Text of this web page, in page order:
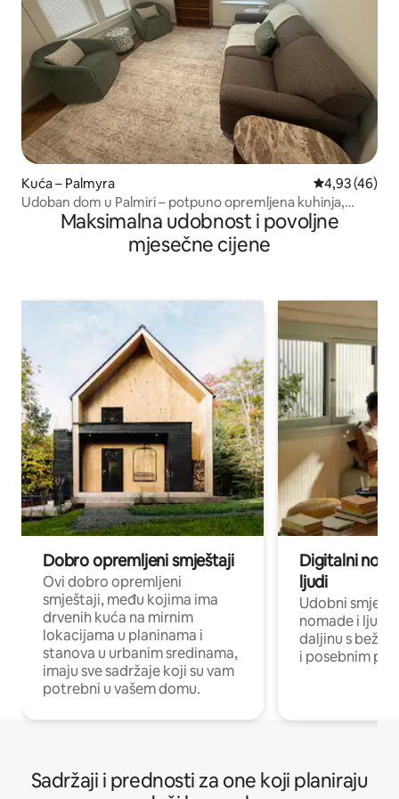
Kuća – Palmyra Prosječna
4,93 (46)
Udoban dom u Palmiri – potpuno opremljena kuhinja,
perilica/sušilica
Maksimalna udobnost i povoljne
mjesečne cijene
Dobro opremljeni smještaji
Ovi dobro opremljeni
smještaji, među kojima ima
drvenih kuća na mirnim
lokacijama u planinama i
stanova u urbanim sredinama,
imaju sve sadržaje koji su vam
potrebni u vašem domu.
Digitalni
ljudi
Udobni
nomade i ljude
daljinu s
i posebnim
Sadržaji i prednosti za one koji planiraju